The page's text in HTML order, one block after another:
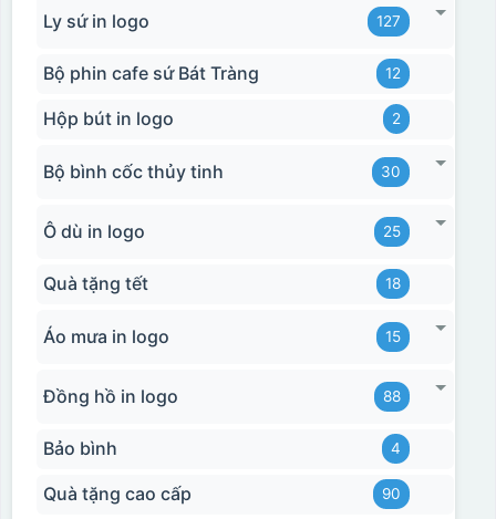
Ly sứ in logo 127
Bộ phin cafe sứ Bát Tràng 12
Hộp bút in logo 2
Bộ bình cốc thủy tinh 30
Ô dù in logo 25
Quà tặng tết 18
Áo mưa in logo 15
Đồng hồ in logo 88
Bảo bình 4
Quà tặng cao cấp 90